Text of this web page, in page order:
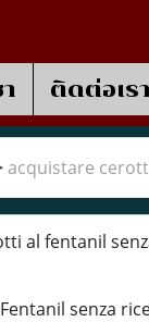
ติดต่อเรา
acquistare
al fentanil
senza